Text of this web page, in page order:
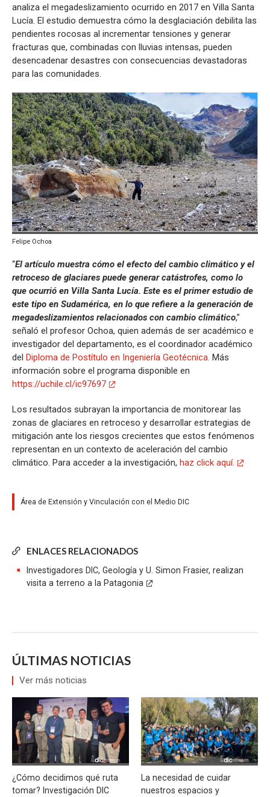
ENLACES RELACIONADOS
Investigadores DIC, Geología y U. Simon Frasier, realizan
visita a terreno a la Patagonia
analiza el megadeslizamiento ocurrido en 2017 en Villa Santa
Lucía. El estudio demuestra cómo la desglaciación debilita las
pendientes rocosas al incrementar tensiones y generar
fracturas que, combinadas con lluvias intensas, pueden
desencadenar desastres con consecuencias devastadoras
para las comunidades.
Felipe Ochoa
“El artículo muestra cómo el efecto del cambio climático y el
retroceso de glaciares puede generar catástrofes, como lo
que ocurrió en Villa Santa Lucía. Este es el primer estudio de
este tipo en Sudamérica, en lo que refiere a la generación de
megadeslizamientos relacionados con cambio climático,”
señaló el profesor Ochoa, quien además de ser académico e
investigador del departamento, es el coordinador académico
del Diploma de Postítulo en Ingeniería Geotécnica. Más
información sobre el programa disponible en
https://uchile.cl/ic97697
Los resultados subrayan la importancia de monitorear las
zonas de glaciares en retroceso y desarrollar estrategias de
mitigación ante los riesgos crecientes que estos fenómenos
representan en un contexto de aceleración del cambio
climático. Para acceder a la investigación, haz click aquí.
Área de Extensión y Vinculación con el Medio DIC
ÚLTIMAS NOTICIAS
Ver más noticias
¿Cómo decidimos qué ruta
tomar? Investigación DIC
La necesidad de cuidar
nuestros espacios y